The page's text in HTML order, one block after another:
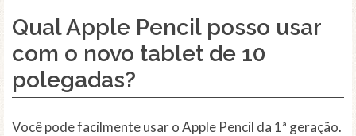
Qual Apple Pencil posso usar
com o novo tablet de 10
polegadas?
Você pode facilmente usar o Apple Pencil da 1ª geração.